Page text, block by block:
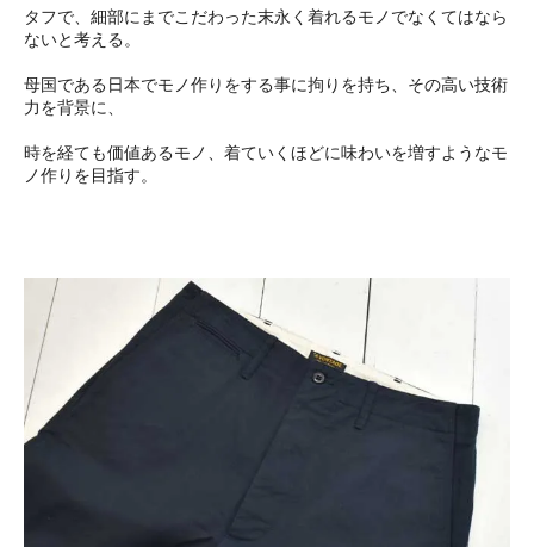
タフで、細部にまでこだわった末永く着れるモノでなくてはなら
ないと考える。
母国である日本でモノ作りをする事に拘りを持ち、その高い技術
力を背景に、
時を経ても価値あるモノ、着ていくほどに味わいを増すようなモ
ノ作りを目指す。